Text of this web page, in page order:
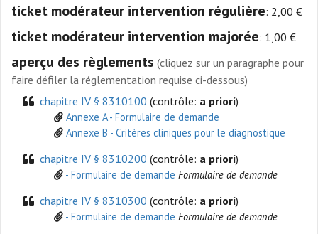
ticket modérateur intervention régulière: 2,00 €
ticket modérateur intervention majorée: 1,00 €
aperçu des règlements (cliquez sur un paragraphe pour
faire défiler la réglementation requise ci-dessous)
chapitre IV § 8310100 (contrôle: a priori)
Annexe A - Formulaire de demande
Annexe B - Critères cliniques pour le diagnostique
chapitre IV § 8310200 (contrôle: a priori)
- Formulaire de demande Formulaire de demande
chapitre IV § 8310300 (contrôle: a priori)
- Formulaire de demande Formulaire de demande